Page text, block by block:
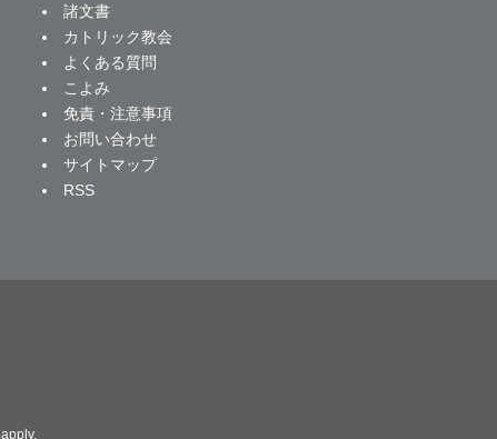
諸文書
カトリック教会
よくある質問
こよみ
免責・注意事項
お問い合わせ
サイトマップ
RSS
apply.